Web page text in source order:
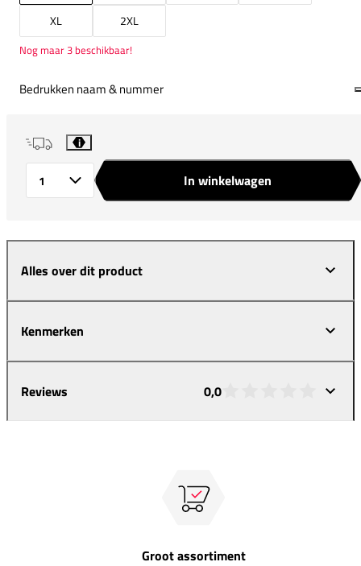
XL
2XL
Nog maar 3 beschikbaar!
Bedrukken naam & nummer
i
In winkelwagen
Alles over dit product
Kenmerken
Reviews 0,0
Groot assortiment